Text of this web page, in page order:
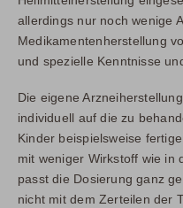
allerdings nur noch wenige
Medikamentenherstellung
und spezielle Kenntnisse
Die eigene
individuell auf die zu
Kinder beispielsweise
mit weniger Wirkstoff wie in
passt die Dosierung ganz
nicht mit dem Zerteilen der